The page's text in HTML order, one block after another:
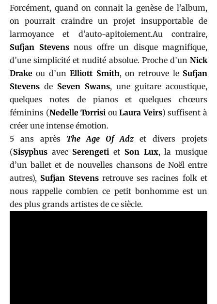
Forcément, quand on connait la genèse de l’album,
on pourrait craindre un projet insupportable de
larmoyance et d’auto-apitoiement.Au contraire,
Sufjan Stevensnous offre un disque magnifique,
d’une simplicité et nudité absolue. Proche d’un Nick
Drake ou d’unElliott Smith, on retrouve le Sufjan
Stevens de Seven Swans, une guitare acoustique,
quelques notes de pianos et quelques chœurs
féminins (Nedelle Torrisi ouLaura Veirs) suffisent à
créer une intense émotion.
5 ans après The Age Of Adzet divers projets
(Sisyphus avec Serengeti et Son Lux, la musique
d’un ballet et de nouvelles chansons de Noël entre
autres), Sufjan Stevensretrouve ses racines folk et
nous rappelle combien ce petit bonhomme est un
des plus grands artistes de ce siècle.